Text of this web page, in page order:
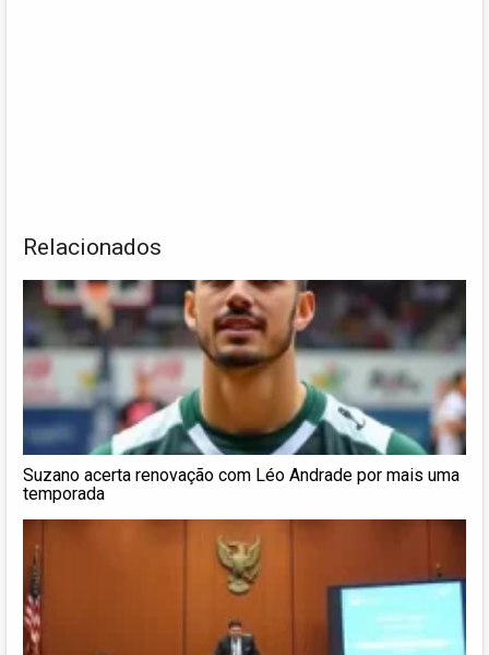
Relacionados
Suzano acerta renovação com Léo Andrade por mais uma
temporada